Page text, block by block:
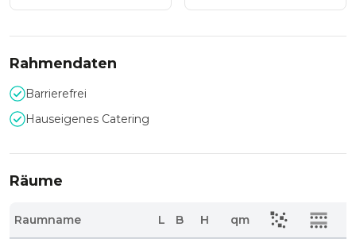
Rahmendaten
Barrierefrei
Hauseigenes Catering
Räume
Raumname L B H qm